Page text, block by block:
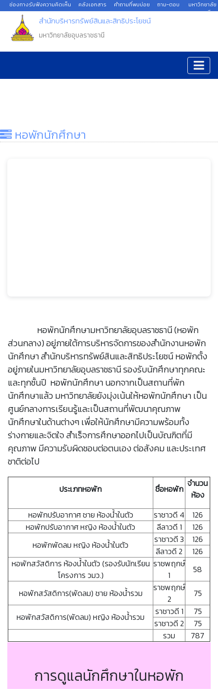
ช่องทางรับฟังความคิดเห็น คลังเอกสาร คำถามที่พบบ่อย ถาม-ตอบ
มหาวิทยาลัย
อุบลราชธานี
สำนักบริหารทรัพย์สินและสิทธิประโยชน์
มหาวิทยาลัยอุบลราชธานี
หอพักนักศึกษา
หอพักนักศึกษามหาวิทยาลัยอุบลราชธานี (หอพัก
ส่วนกลาง) อยู่ภายใต้การบริหารจัดการของสำนักงานหอพัก
นักศึกษา สำนักบริหารทรัพย์สินและสิทธิประโยชน์ หอพักตั้ง
อยู่ภายในมหาวิทยาลัยอุบลราชธานี รองรับนักศึกษาทุกคณะ
และทุกชั้นปี หอพักนักศึกษา นอกจากเป็นสถานที่พัก
นักศึกษาแล้ว มหาวิทยาลัยยังมุ่งเน้นให้หอพักนักศึกษา เป็น
ศูนย์กลางการเรียนรู้และเป็นสถานที่พัฒนาคุณภาพ
นักศึกษาในด้านต่างๆ เพื่อให้นักศึกษามีความพร้อมทั้ง
ร่างกายและจิตใจ สำเร็จการศึกษาออกไปเป็นบัณฑิตที่มี
คุณภาพ มีความรับผิดชอบต่อตนเอง ต่อสังคม และประเทศ
ชาติต่อไป
ประเภทหอพัก ชื่อหอพัก จำนวน
ห้อง
หอพักปรับอากาศ ชาย ห้องน้ำในตัว
ราชาวดี 4
126
หอพักปรับอากาศ หญิง ห้องน้ำในตัว
ลีลาวดี 1
126
หอพักพัดลม หญิง ห้องน้ำในตัว
ราชาวดี 3
126
ลีลาวดี 2
126
หอพักสวัสดิการ ห้องน้ำในตัว (รองรับนักเรียน
โครงการ วมว.)
ราชพฤกษ์
1
58
หอพักสวัสดิการ(พัดลม) ชาย ห้องน้ำรวม
ราชพฤกษ์
2
75
หอพักสวัสดิการ(พัดลม) หญิง ห้องน้ำรวม ราชาวดี 1
75
ราชาวดี 2
75
รวม
787
การดูแลนักศึกษาในหอพัก